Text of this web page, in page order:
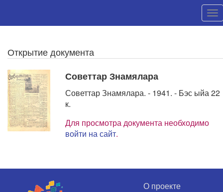
Открытие документа
Советтар Знамялара
Советтар Знамялара. - 1941. - Бэс ыйа 22
к.
Для просмотра документа необходимо
войти на сайт.
О проекте